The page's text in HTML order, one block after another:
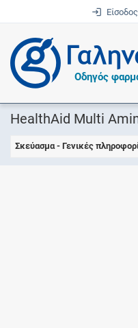
Είσοδος
Οδηγός
HealthAid Multi
Σκεύασμα - Γενικές